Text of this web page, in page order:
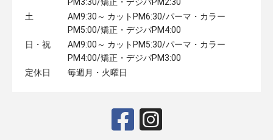
土
AM9:30～ カットPM6:30/パーマ・カラー
PM5:00/矯正・デジパPM4:00
日・祝
AM9:00～ カットPM5:30/パーマ・カラー
PM4:00/矯正・デジパPM3:00
定休日
毎週月・火曜日